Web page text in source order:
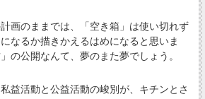
画のままでは、「空き箱」は使い切れず
なるか描きかえるはめになると思いま
の公開なんて、夢のまた夢でしょう。
益活動と公益活動の峻別が、キチンとさ